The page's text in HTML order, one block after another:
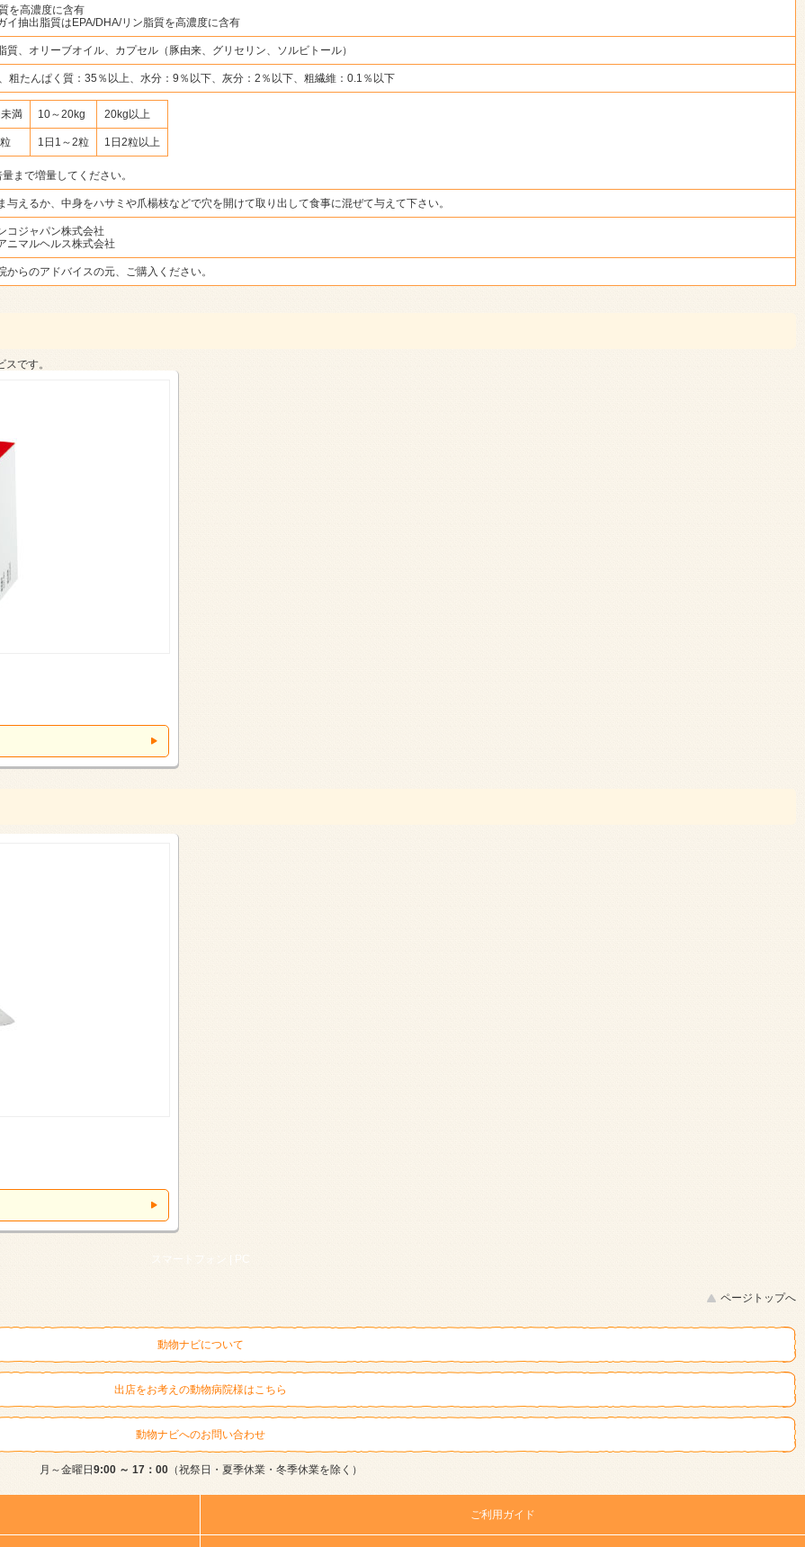
を高濃度に含有
イ抽出脂質はEPA/DHA/リン脂質を高濃度に含有
質、オリーブオイル、カプセル（豚由来、グリセリン、ソルビトール）
粗たんぱく質：35％以上、水分：9％以下、灰分：2％以下、粗繊維：0.1％以下
満 10～20kg 20kg以上
1日1～2粒 1日2粒以上
まで増量してください。
与えるか、中身をハサミや爪楊枝などで穴を開けて取り出して食事に混ぜて与えて下さい。
コジャパン株式会社
ニマルヘルス株式会社
からのアドバイスの元、ご購入ください。
です。
スマートフォン | PC
ページトップへ
動物ナビについて
出店をお考えの動物病院様はこちら
動物ナビへのお問い合わせ
月～金曜日9:00 ～ 17：00（祝祭日・夏季休業・冬季休業を除く）
ご利用ガイド